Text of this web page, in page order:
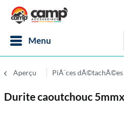
Menu
Aperçu PiÃ¨ces
Durite caoutchouc